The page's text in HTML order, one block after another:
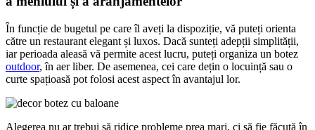
În funcție de bugetul pe care îl aveți la dispoziție, vă puteți orienta
către un restaurant elegant și luxos. Dacă sunteți adepții simplității,
iar perioada aleasă vă permite acest lucru, puteți organiza un botez
outdoor, în aer liber. De asemenea, cei care dețin o locuință sau o
curte spațioasă pot folosi acest aspect în avantajul lor.
Alegerea nu ar trebui să ridice probleme prea mari, ci să fie făcută în